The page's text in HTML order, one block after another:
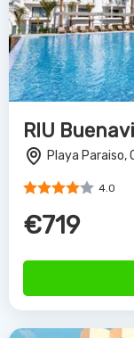
RIU
Playa Paraiso,
4.0
€719